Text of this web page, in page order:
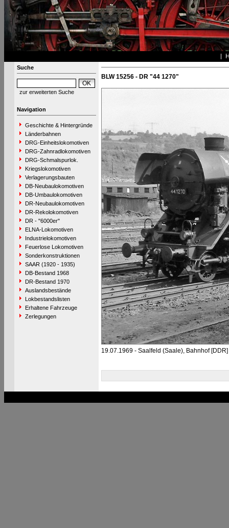
Suche
zur erweiterten Suche
Navigation
Geschichte & Hintergründe
Länderbahnen
DRG-Einheitslokomotiven
DRG-Zahnradlokomotiven
DRG-Schmalspurlok.
Kriegslokomotiven
Verlagerungsbauten
DB-Neubaulokomotiven
DB-Umbaulokomotiven
DR-Neubaulokomotiven
DR-Rekolokomotiven
DR - "6000er"
ELNA-Lokomotiven
Industrielokomotiven
Feuerlose Lokomotiven
Sonderkonstruktionen
SAAR (1920 - 1935)
DB-Bestand 1968
DR-Bestand 1970
Auslandsbestände
Lokbestandslisten
Erhaltene Fahrzeuge
Zerlegungen
BLW 15256 - DR "44 1270"
19.07.1969 - Saalfeld (Saale), Bahnhof [DDR]